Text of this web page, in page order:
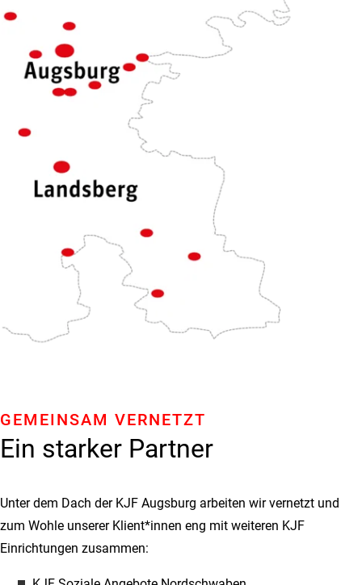
Ein starker Partner
GEMEINSAM VERNETZT
Unter dem Dach der KJF Augsburg arbeiten wir vernetzt und
zum Wohle unserer Klient*innen eng mit weiteren KJF
Einrichtungen zusammen: